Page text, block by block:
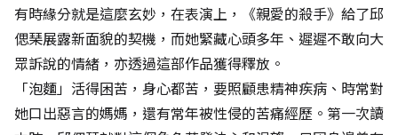
有時緣分就是這麼玄妙，在表演上，《親愛的殺手》給了邱
偲琹展露新面貌的契機，而她緊藏心頭多年、遲遲不敢向大
眾訴說的情緒，亦透過這部作品獲得釋放。
「泡麵」活得困苦，身心都苦，要照顧患精神疾病、時常對
她口出惡言的媽媽，還有常年被性侵的苦痛經歷。第一次讀